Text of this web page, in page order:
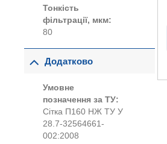
Тонкість
фільтрації, мкм:
80
Додатково
Умовне
позначення за ТУ:
Сітка П160 НЖ ТУ У
28.7-32564661-
002:2008